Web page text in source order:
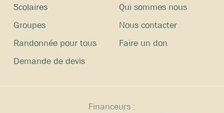
Scolaires
Groupes
Randonnée pour tous
Demande de devis
Qui sommes nous
Nous contacter
Faire un don
Financeurs :